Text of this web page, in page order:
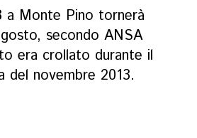
a Monte Pino tornerà
secondo ANSA
era crollato durante il
del novembre 2013.